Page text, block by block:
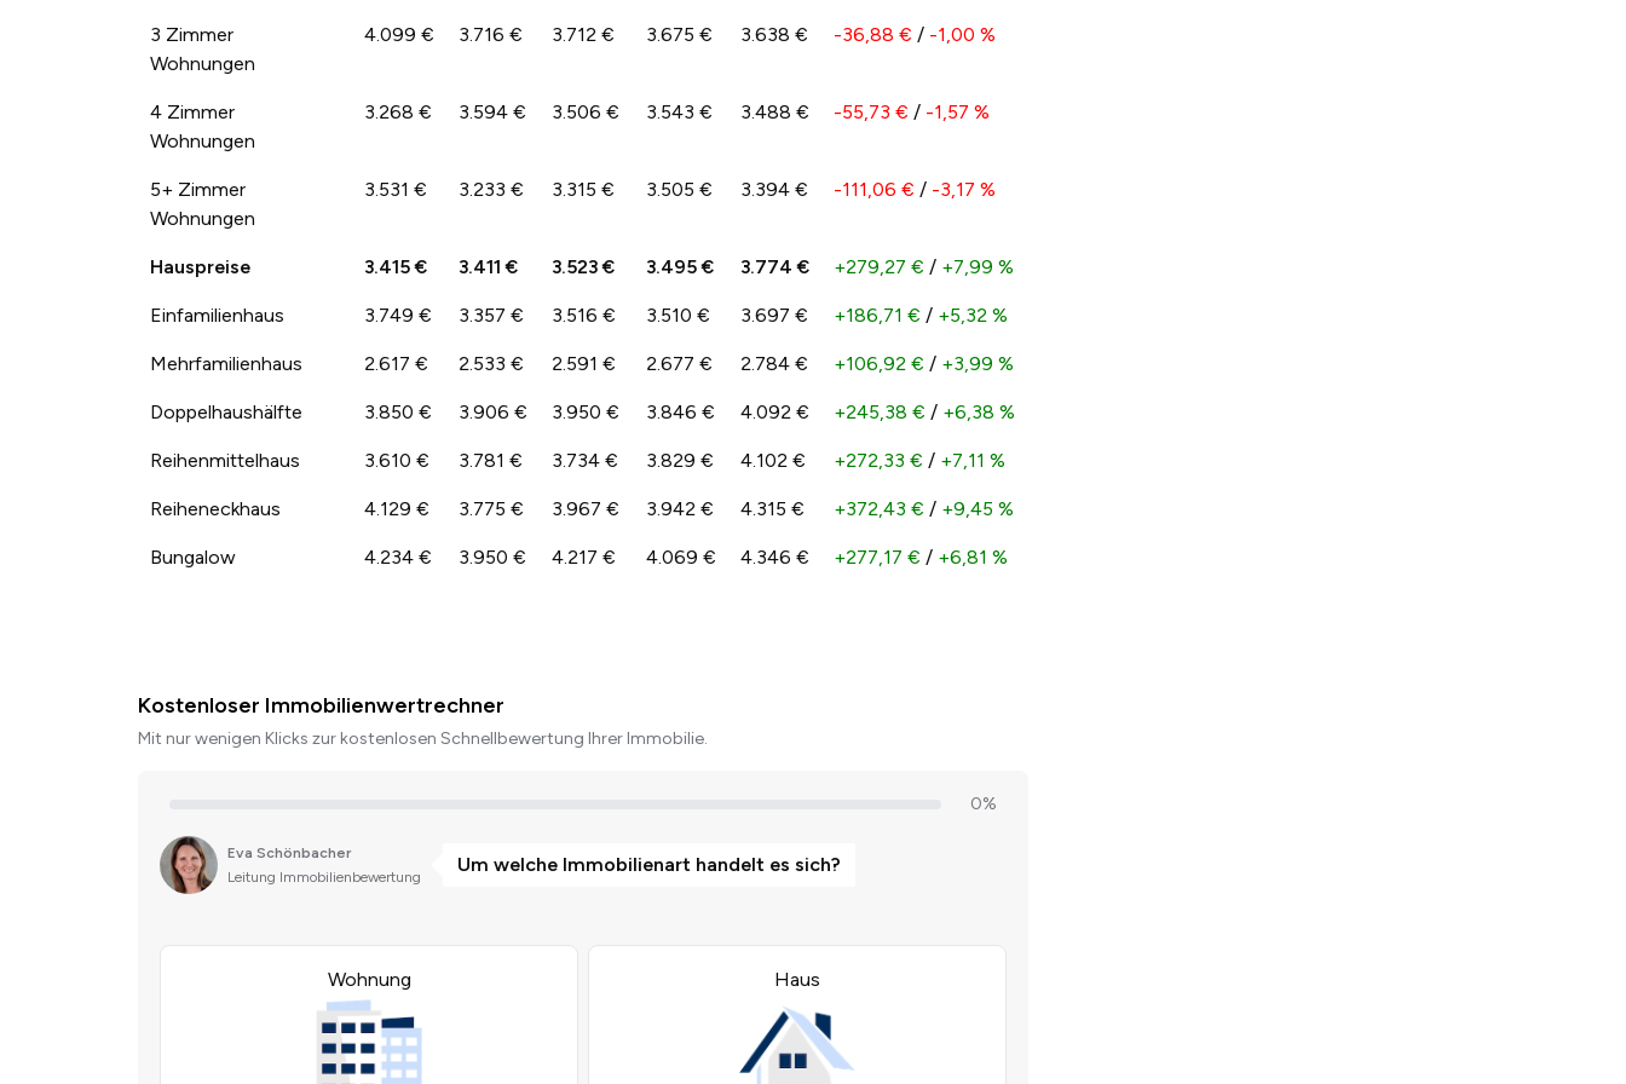
3 Zimmer
Wohnungen
4.099 € 3.716 € 3.712 € 3.675 € 3.638 € -36,88 € / -1,00 %
4 Zimmer
Wohnungen
3.268 € 3.594 € 3.506 € 3.543 € 3.488 € -55,73 € / -1,57 %
5+ Zimmer
Wohnungen
3.531 € 3.233 € 3.315 € 3.505 € 3.394 € -111,06 € / -3,17 %
Hauspreise 3.415 € 3.411 € 3.523 € 3.495 € 3.774 € +279,27 € / +7,99 %
Einfamilienhaus 3.749 € 3.357 € 3.516 € 3.510 € 3.697 € +186,71 € / +5,32 %
Mehrfamilienhaus 2.617 € 2.533 € 2.591 € 2.677 € 2.784 € +106,92 € / +3,99 %
Doppelhaushälfte 3.850 € 3.906 € 3.950 € 3.846 € 4.092 € +245,38 € / +6,38 %
Reihenmittelhaus 3.610 € 3.781 € 3.734 € 3.829 € 4.102 € +272,33 € / +7,11 %
Reiheneckhaus 4.129 € 3.775 € 3.967 € 3.942 € 4.315 € +372,43 € / +9,45 %
Bungalow 4.234 € 3.950 € 4.217 € 4.069 € 4.346 € +277,17 € / +6,81 %
Kostenloser Immobilienwertrechner
Mit nur wenigen Klicks zur kostenlosen Schnellbewertung Ihrer Immobilie.